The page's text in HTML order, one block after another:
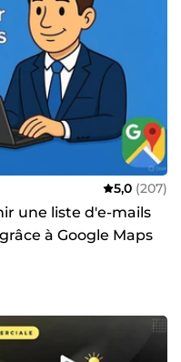
5,0 (207)
une liste d'e-mails
à Google Maps